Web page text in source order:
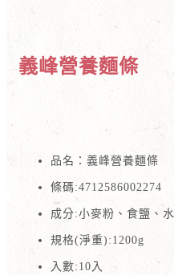
義峰營養麵條
品名：義峰營養麵條
條碼:4712586002274
成分:小麥粉、食鹽、水
規格(淨重):1200g
入數:10入